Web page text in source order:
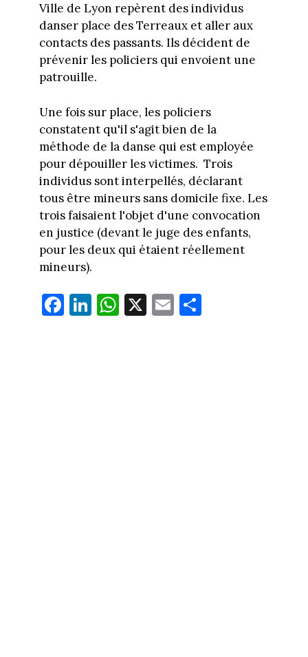
Ville de Lyon repèrent des individus
danser place des Terreaux et aller aux
contacts des passants. Ils décident de
prévenir les policiers qui envoient une
patrouille.
Une fois sur place, les policiers
constatent qu'il s'agit bien de la
méthode de la danse qui est employée
pour dépouiller les victimes. Trois
individus sont interpellés, déclarant
tous être mineurs sans domicile fixe. Les
trois faisaient l'objet d'une convocation
en justice (devant le juge des enfants,
pour les deux qui étaient réellement
mineurs).
Fa
ce
Li
nk
W
ha
X E
m
Pa